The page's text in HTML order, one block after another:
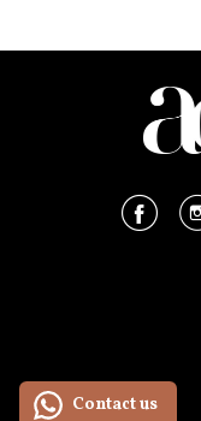
Contact us